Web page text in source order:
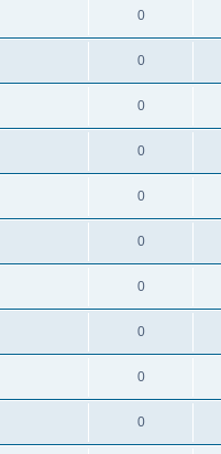
0
0
0
0
0
0
0
0
0
0